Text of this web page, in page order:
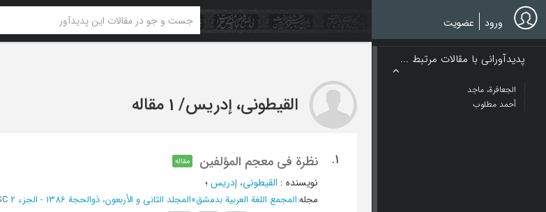
Skip
to
main
ورود عضویت
پدیدآورانی با مقالات مرتبط ...
الجعافرة، ماجد
أحمد مطلوب
القیطونی، إدریس/ 1 مقاله
1. نظرة فی معجم المؤلفین مقاله
نویسنده : القیطونی، إدریس؛
مجله:المجمع اللغة العربیة بدمشق»المجلد الثانی و الأربعون، ذوالحجة 1386 - الجزء 2